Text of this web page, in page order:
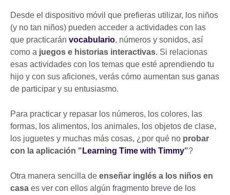
Desde el dispositivo móvil que prefieras utilizar, los niños
(y no tan niños) pueden acceder a actividades con las
que practicarán vocabulario, números y sonidos, así
como a juegos e historias interactivas. Si relacionas
esas actividades con los temas que esté aprendiendo tu
hijo y con sus aficiones, verás cómo aumentan sus ganas
de participar y su entusiasmo.
Para practicar y repasar los números, los colores, las
formas, los alimentos, los animales, los objetos de clase,
los juguetes y muchas más cosas, ¿por qué no probar
con la aplicación " Learning Time with Timmy"?
Otra manera sencilla de enseñar inglés a los niños en
casa es ver con ellos algún fragmento breve de los